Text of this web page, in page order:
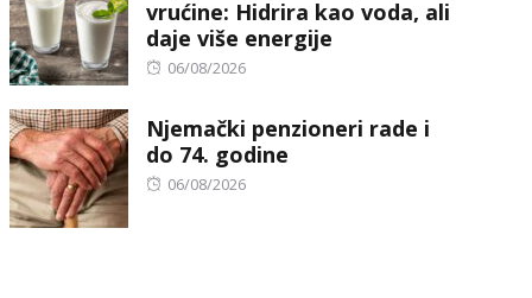
vrućine: Hidrira kao voda, ali
daje više energije
Posted
06/08/2026
Njemački penzioneri rade i
do 74. godine
Posted
06/08/2026